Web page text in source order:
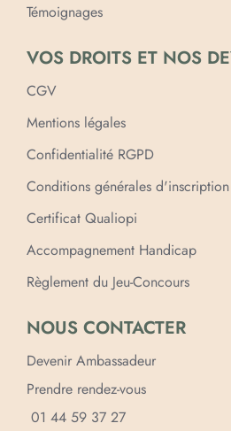
Témoignages
VOS DROITS ET NOS
CGV
Mentions légales
Confidentialité RGPD
Conditions générales d'inscription
Certificat Qualiopi
Accompagnement Handicap
Règlement du Jeu-Concours
NOUS CONTACTER
Devenir Ambassadeur
Prendre rendez-vous
01 44 59 37 27